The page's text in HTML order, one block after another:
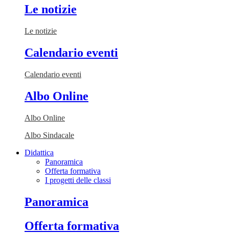
Le notizie
Le notizie
Calendario eventi
Calendario eventi
Albo Online
Albo Online
Albo Sindacale
Didattica
Panoramica
Offerta formativa
I progetti delle classi
Panoramica
Offerta formativa